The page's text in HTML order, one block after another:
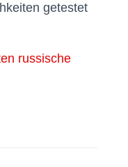
getestet
russische